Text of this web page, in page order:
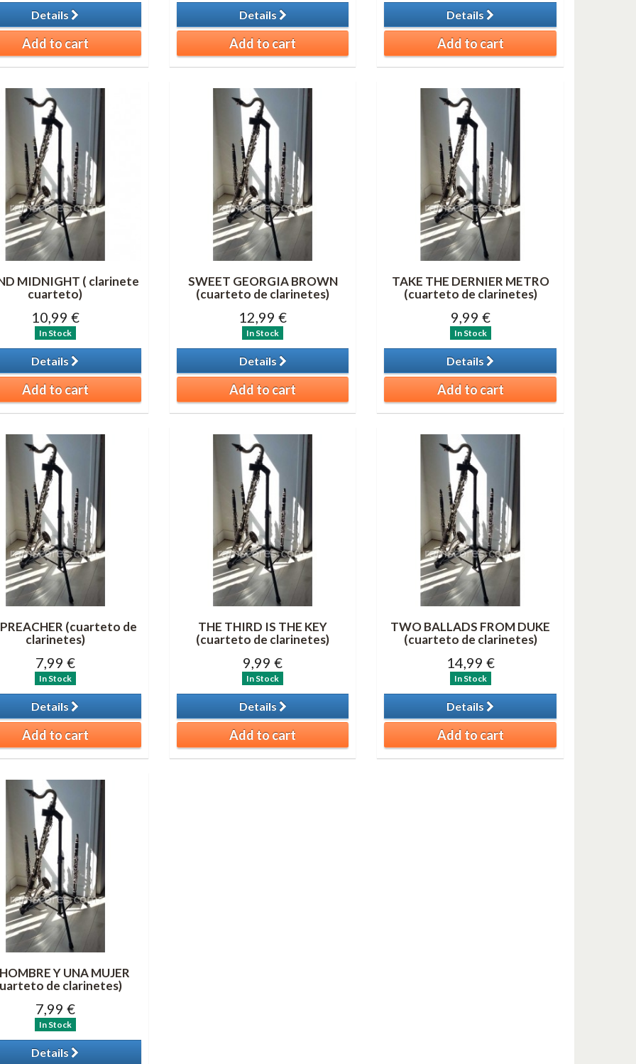
Details
Add to cart
Details
Add to cart
Details
Add to cart
MIDNIGHT ( clarinete
cuarteto)
10,99 €
In Stock
Details
Add to cart
SWEET GEORGIA BROWN
(cuarteto de clarinetes)
12,99 €
In Stock
Details
Add to cart
TAKE THE DERNIER METRO
(cuarteto de clarinetes)
9,99 €
In Stock
Details
Add to cart
(cuarteto de
clarinetes)
7,99 €
In Stock
Details
Add to cart
THE THIRD IS THE KEY
(cuarteto de clarinetes)
9,99 €
In Stock
Details
Add to cart
TWO BALLADS FROM DUKE
(cuarteto de clarinetes)
14,99 €
In Stock
Details
Add to cart
Y UNA MUJER
de clarinetes)
7,99 €
In Stock
Details